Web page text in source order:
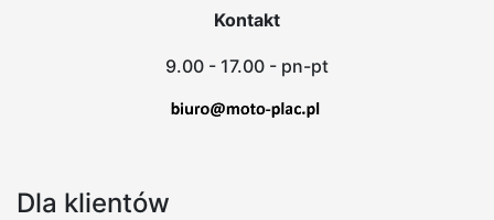
Kontakt
9.00 - 17.00 - pn-pt
Dla klientów